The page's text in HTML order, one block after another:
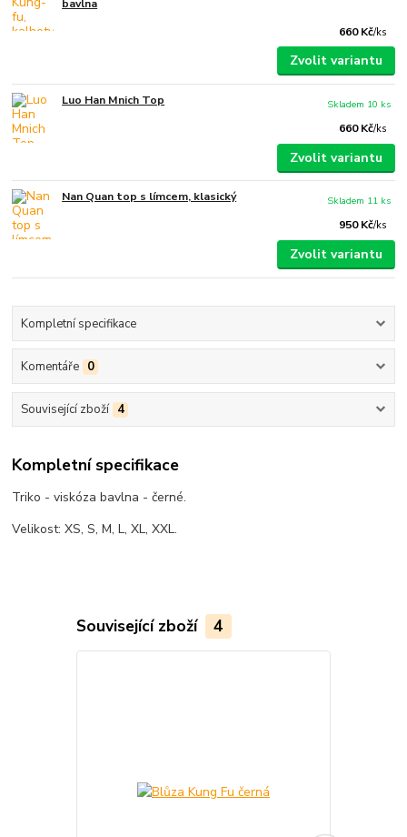
bavlna
660 Kč/ks
Zvolit variantu
Luo Han Mnich Top
660 Kč/ks
Skladem 10 ks
Zvolit variantu
Nan Quan top s límcem, klasický
950 Kč/ks
Skladem 11 ks
Zvolit variantu
Kompletní specifikace
Komentáře 0
Související zboží 4
Kompletní specifikace
Triko - viskóza bavlna - černé.
Velikost: XS, S, M, L, XL, XXL.
Související zboží 4